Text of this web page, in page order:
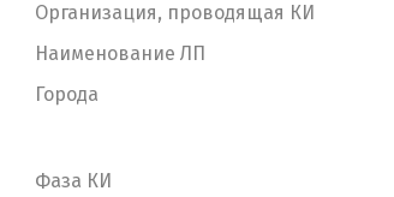
Организация, проводящая КИ
Наименование ЛП
Города
Фаза КИ